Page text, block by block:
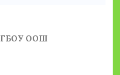
ГБОУ ООШ